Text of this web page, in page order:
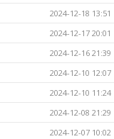
2024-12-18 13:51
2024-12-17 20:01
2024-12-16 21:39
2024-12-10 12:07
2024-12-10 11:24
2024-12-08 21:29
2024-12-07 10:02